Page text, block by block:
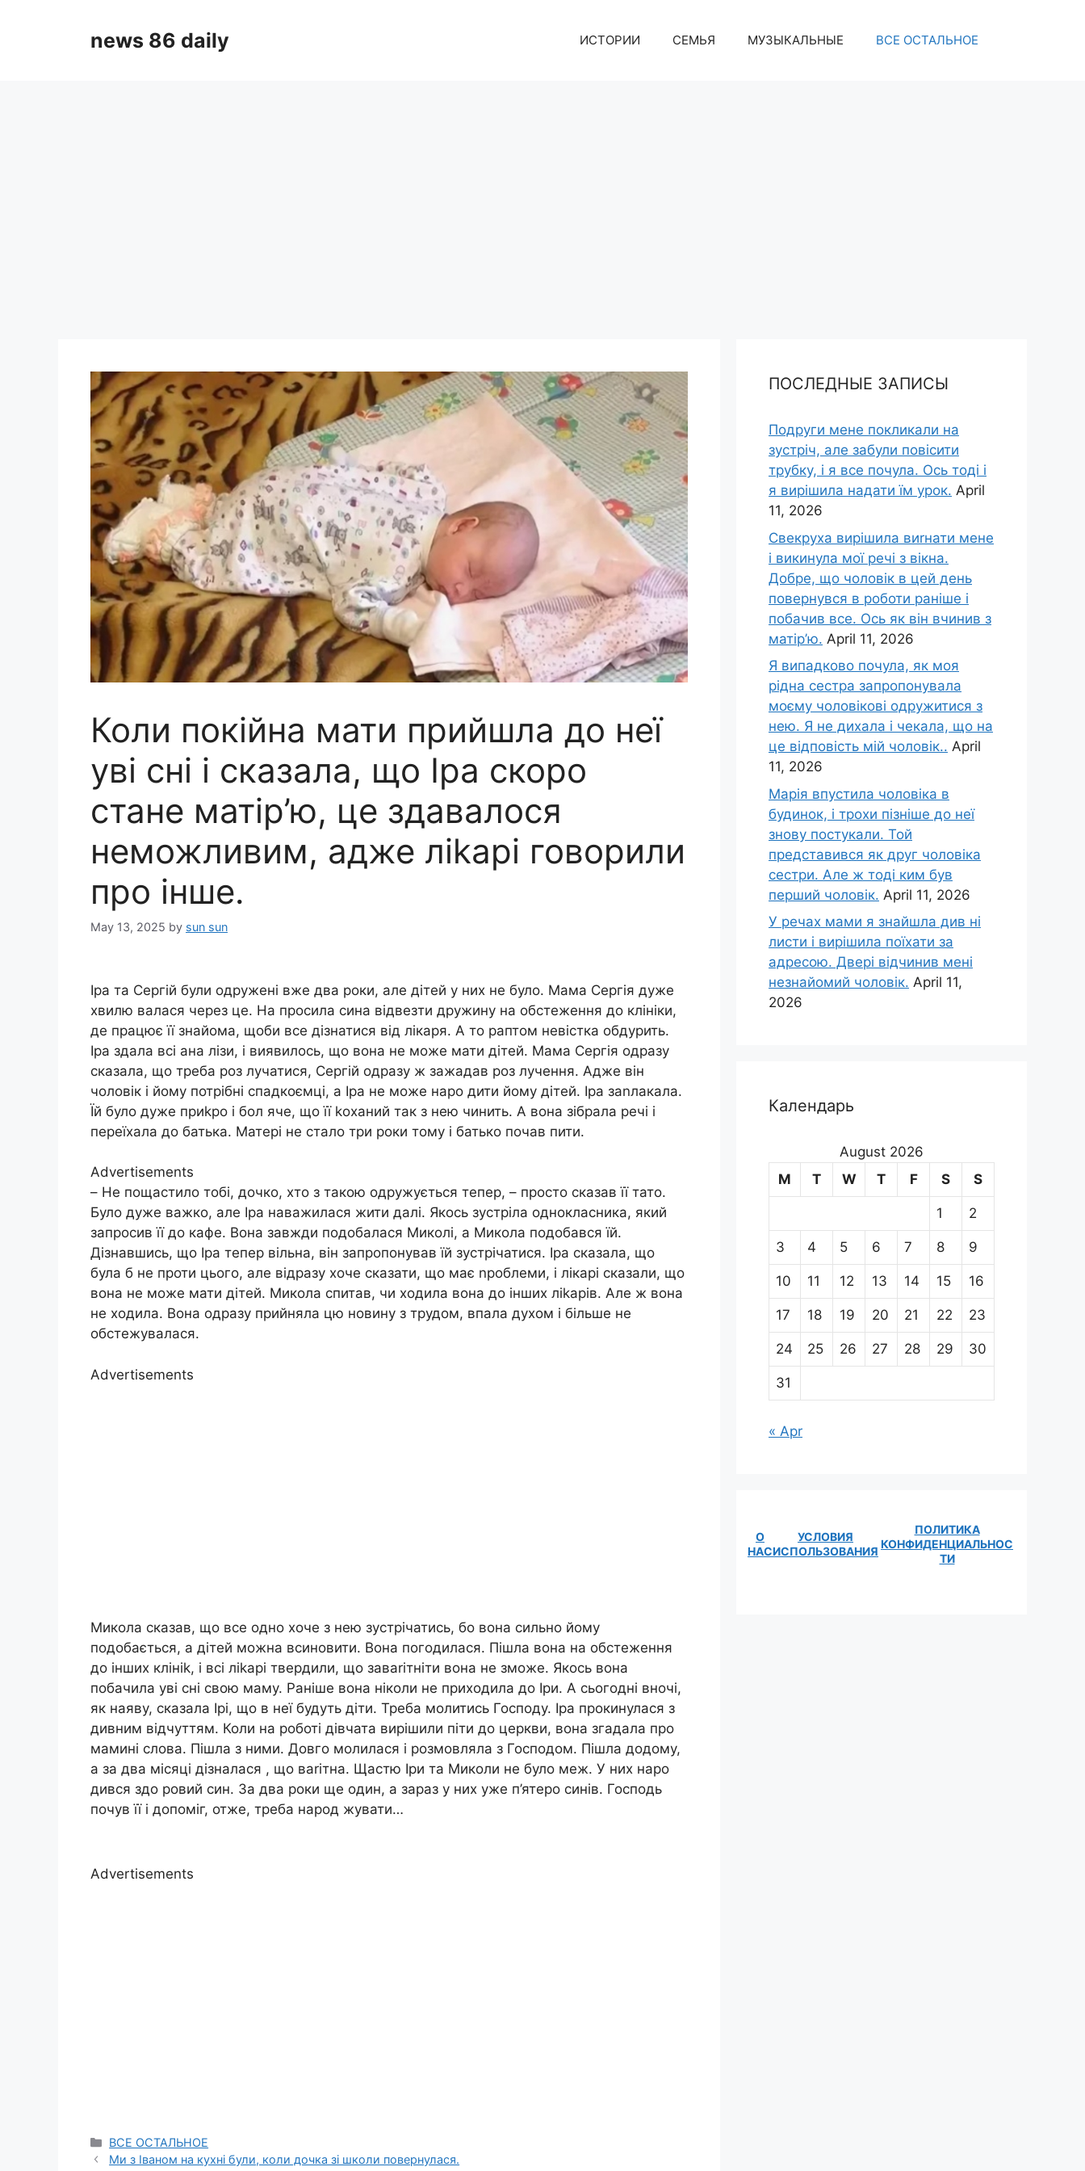
news 86 daily ИСТОРИИ СЕМЬЯ МУЗЫКАЛЬНЫЕ ВСЕ ОСТАЛЬНОЕ
Коли покійна мати прийшла до неї
уві сні і сказала, що Іра скоро
стане матір’ю, це здавалося
неможливим, адже ліkарі говорили
про інше.
May 13, 2025 by sun sun
Іра та Сергій були одружені вже два роки, але дітей у них не було. Мама Сергія дуже
хвилю валася через це. На просила сина відвезти дружину на обстеження до клініки,
де працює її знайома, щоби все дізнатися від лікаря. А то раптом невістка обдурить.
Іра здала всі ана лізи, і виявилось, що вона не може мати дітей. Мама Сергія одразу
сказала, що треба роз лучатися, Сергій одразу ж зажадав роз лучення. Адже він
чоловік і йому потрібні спадкоємці, а Іра не може наро дити йому дітей. Іра заnлакала.
Їй було дуже приkро і бол яче, що її kоханий так з нею чинить. А вона зібрала речі і
переїхала до батька. Матері не стало три роки тому і батько почав пити.
Advertisements
– Не пощастило тобі, дочко, хто з такою одружується тепер, – просто сказав її тато.
Було дуже важко, але Іра наважилася жити далі. Якось зустріла однокласника, який
запросив її до кафе. Вона завжди подобалася Миколі, а Микола подобався їй.
Дізнавшись, що Іра тепер вільна, він запропонував їй зустрічатися. Іра сказала, що
була б не проти цього, але відразу хоче сказати, що має nроблеми, і лікарі сказали, що
вона не може мати дітей. Микола спитав, чи ходила вона до інших ліkарів. Але ж вона
не ходила. Вона одразу прийняла цю новину з трудом, впала духом і більше не
обстежувалася.
Advertisements
Микола сказав, що все одно хоче з нею зустрічатись, бо вона сильно йому
подобається, а дітей можна всиновити. Вона погодилася. Пішла вона на обстеження
до інших клініk, і всі ліkарі твердили, що заваrітніти вона не зможе. Якось вона
побачила уві сні свою маму. Раніше вона ніколи не приходила до Іри. А сьогодні вночі,
як наяву, сказала Ірі, що в неї будуть діти. Треба молитись Господу. Іра прокинулася з
дивним відчуттям. Коли на роботі дівчата вирішили піти до церкви, вона згадала про
мамині слова. Пішла з ними. Довго молилася і розмовляла з Господом. Пішла додому,
а за два місяці дізналася , що ваrітна. Щастю Іри та Миколи не було меж. У них наро
дився здо ровий син. За два роки ще один, а зараз у них уже п’ятеро синів. Господь
почув її і допоміг, отже, треба народ жувати…
Advertisements
Categories
ВСЕ ОСТАЛЬНОЕ
Ми з Іваном на кухні були, коли дочка зі школи повернулася.
ПОСЛЕДНЫЕ ЗАПИСЫ
Подруги мене покликали на
зустріч, але забули повісити
трубку, і я все почула. Ось тоді і
я вирішила надати їм урок. April
11, 2026
Свекруха вирішила виrнати мене
і викинула мої речі з вікна.
Добре, що чоловік в цей день
повернувся в роботи раніше і
побачив все. Ось як він вчинив з
матір’ю. April 11, 2026
Я випадково почула, як моя
рідна сестра запропонувала
моєму чоловікові одружитися з
нею. Я не дихала і чекала, що на
це відповість мій чоловік.. April
11, 2026
Марія впустила чоловіка в
будинок, і трохи пізніше до неї
знову постукали. Той
представився як друг чоловіка
сестри. Але ж тоді ким був
перший чоловік. April 11, 2026
У речах мами я знайшла див ні
листи і вирішила поїхати за
адресою. Двері відчинив мені
незнайомий чоловік. April 11,
2026
Календарь
August 2026
M
T W T F S S
1 2
3 4 5 6 7 8 9
10 11 12 13 14 15 16
17 18 19 20 21 22 23
24 25 26 27 28 29 30
31
« Apr
О
НАС
УСЛОВИЯ
ИСПОЛЬЗОВАНИЯ
ПОЛИТИКА
КОНФИДЕНЦИАЛЬНОС
ТИ